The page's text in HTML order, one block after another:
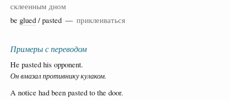
склеенным дном
be glued / pasted — приклеиваться
Примеры с переводом
He pasted his opponent.
Он вмазал противнику кулаком.
A notice had been pasted to the door.